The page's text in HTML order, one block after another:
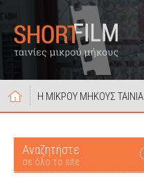
Η ΜΙΚΡΟΥ ΜΗΚΟΥΣ ΤΑΙΝΙΑ
Αναζητήστε
σε όλο το site